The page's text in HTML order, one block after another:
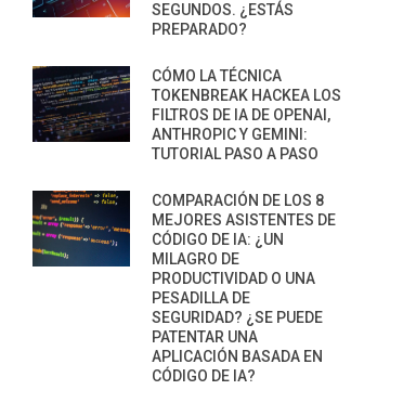
SEGUNDOS. ¿ESTÁS
PREPARADO?
CÓMO LA TÉCNICA
TOKENBREAK HACKEA LOS
FILTROS DE IA DE OPENAI,
ANTHROPIC Y GEMINI:
TUTORIAL PASO A PASO
COMPARACIÓN DE LOS 8
MEJORES ASISTENTES DE
CÓDIGO DE IA: ¿UN
MILAGRO DE
PRODUCTIVIDAD O UNA
PESADILLA DE
SEGURIDAD? ¿SE PUEDE
PATENTAR UNA
APLICACIÓN BASADA EN
CÓDIGO DE IA?